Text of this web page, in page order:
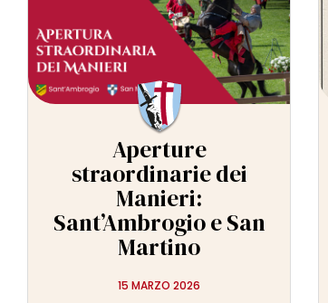
Aperture
straordinarie dei
Manieri:
Sant’Ambrogio e San
Martino
15 MARZO 2026